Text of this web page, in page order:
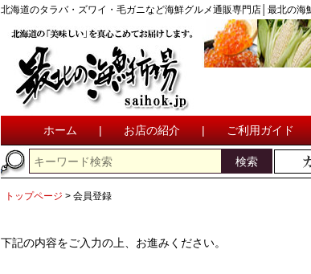
北海道のタラバ・ズワイ・毛ガニなど海鮮グルメ通販専門店│最北の海
ホーム | お店の紹介 | ご利用ガイド
検索
トップページ 会員登録
下記の内容をご入力の上、お進みください。